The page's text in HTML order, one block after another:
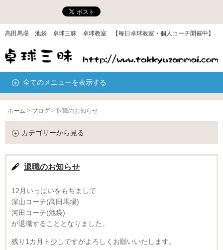
高田馬場 池袋 卓球三昧 卓球教室 【毎日卓球教室・個人コーチ開催中】
全てのメニューを表示する
ホーム > ブログ > 退職のお知らせ
カテゴリーから見る
退職のお知らせ
12月いっぱいをもちまして
深山コーチ(高田馬場)
河田コーチ(池袋)
が退職することとなりました。
残り1カ月ト少しですがよろしくお願いいたします。